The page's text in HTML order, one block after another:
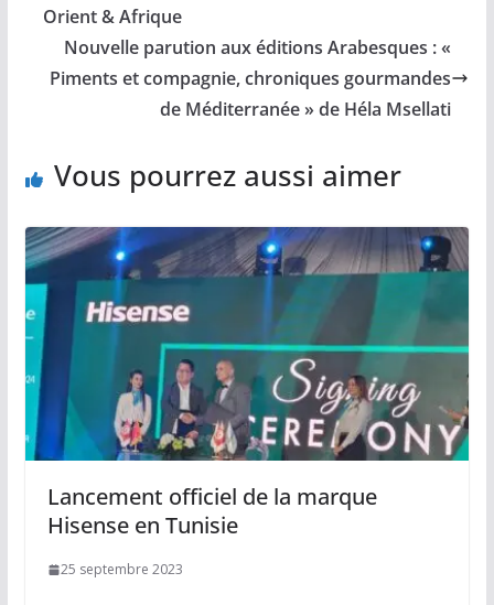
Orient & Afrique
Nouvelle parution aux éditions Arabesques : «
Piments et compagnie, chroniques gourmandes
de Méditerranée » de Héla Msellati
Vous pourrez aussi aimer
Lancement officiel de la marque
Hisense en Tunisie
25 septembre 2023